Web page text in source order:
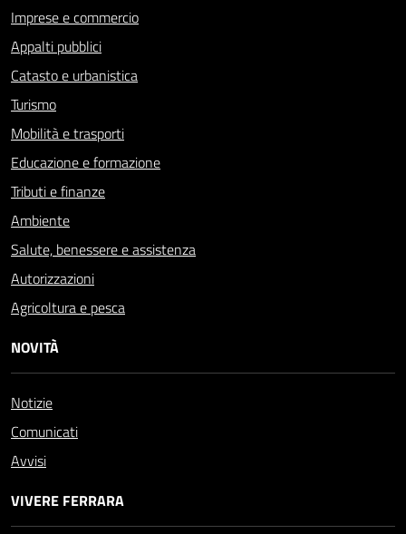
Imprese e commercio
Appalti pubblici
Catasto e urbanistica
Turismo
Mobilità e trasporti
Educazione e formazione
Tributi e finanze
Ambiente
Salute, benessere e assistenza
Autorizzazioni
Agricoltura e pesca
NOVITÀ
Notizie
Comunicati
Avvisi
VIVERE FERRARA